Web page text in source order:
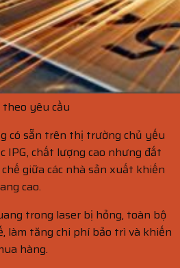
yêu cầu
có sẵn trên thị trường chủ yếu
IPG, chất lượng cao nhưng đắt
giữa các nhà sản xuất khiến
cao.
trong laser bị hỏng, toàn bộ
làm tăng chi phí bảo trì và khiến
hàng.